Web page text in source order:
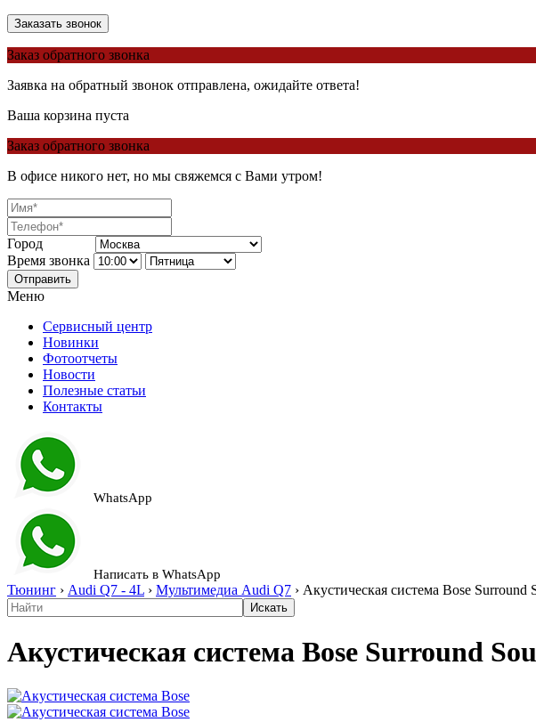
Заказать звонок
Заказ обратного звонка
Заявка на обратный звонок отправлена, ожидайте ответа!
Ваша корзина пуста
Заказ обратного звонка
В офисе никого нет, но мы свяжемся с Вами утром!
Город
Время звонка
Отправить
Меню
Сервисный центр
Новинки
Фотоотчеты
Новости
Полезные статьи
Контакты
WhatsApp
Написать в WhatsApp
Тюнинг › Audi Q7 - 4L › Мультимедиа Audi Q7 › Акустическая система Bose Surround
Акустическая система Bose Surround